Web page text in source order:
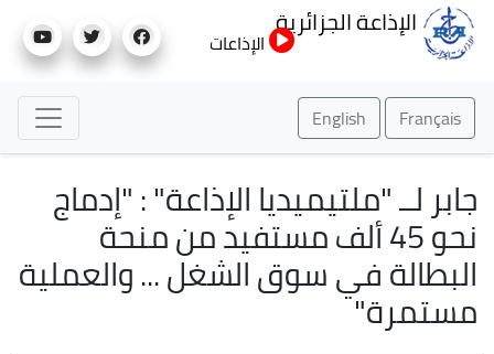
إلى
الإذاعة الجزائرية
الإذاعات
Français
English
جابر لــ "ملتيميديا الإذاعة" : "إدماج
نحو 45 ألف مستفيد من منحة
البطالة في سوق الشغل ... والعملية
مستمرة"